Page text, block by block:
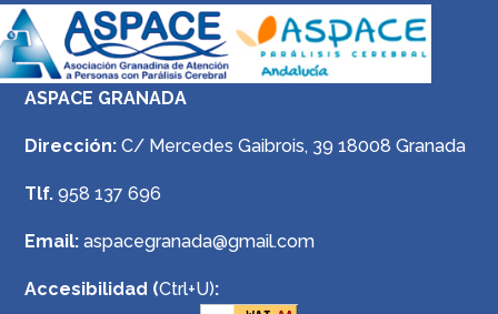
ASPACE GRANADA
Dirección: C/ Mercedes Gaibrois, 39 18008 Granada
Tlf. 958 137 696
Email: aspacegranada@gmail.com
Accesibilidad (Ctrl+U):